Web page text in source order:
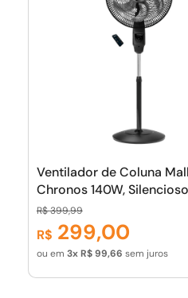
Ventilador de Coluna
Chronos 140W,
Controle Remoto, Hélice
pás, Auto Desligamento
Programável de até 7
- GR
R$399,99
R$ 299,00
ou em 3 R$ 99,66 sem juros